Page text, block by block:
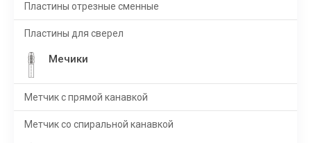
Пластины отрезные сменные
Пластины для сверел
Мечики
Метчик с прямой канавкой
Метчик со спиральной канавкой